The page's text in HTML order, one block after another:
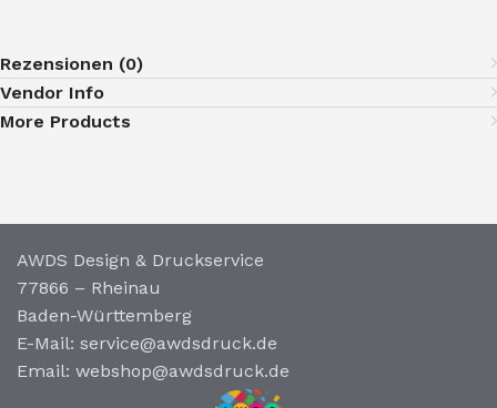
Rezensionen (0)
Vendor Info
More Products
AWDS Design & Druckservice
77866 – Rheinau
Baden-Württemberg
E-Mail: service@awdsdruck.de
Email: webshop@awdsdruck.de